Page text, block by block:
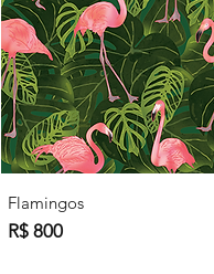
Flamingos
R$ 800